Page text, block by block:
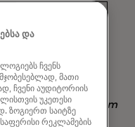
მხოლოდ
GlassesUSA.com
და
ჩვენს
მათი
ჩვენი აუდიტორიის
უკეთესი
ზოგიერთ საიტზე
რეკლამების